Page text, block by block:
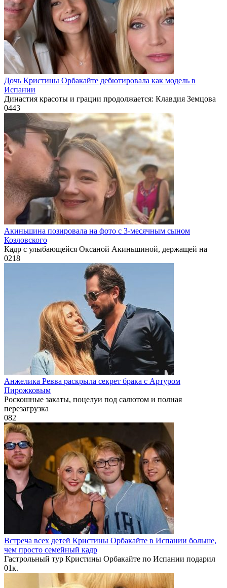
Дочь Кристины Орбакайте дебютировала как модель в
Испании
Династия красоты и грации продолжается: Клавдия Земцова
0443
Акиньшина позировала на фото с 3-месячным сыном
Козловского
Кадр с улыбающейся Оксаной Акиньшиной, держащей на
0218
Анжелика Ревва раскрыла секрет брака с Артуром
Пирожковым
Роскошные закаты, поцелуи под салютом и полная
перезагрузка
082
Встреча всех детей Кристины Орбакайте в Испании больше,
чем просто семейный кадр
Гастрольный тур Кристины Орбакайте по Испании подарил
01к.